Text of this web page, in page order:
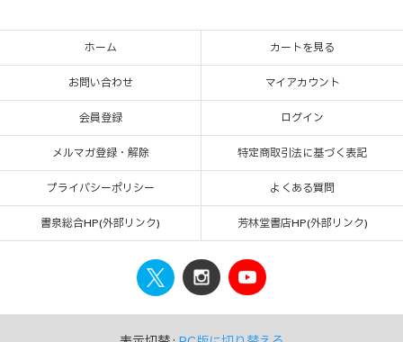
ホーム カートを見る
お問い合わせ マイアカウント
会員登録 ログイン
メルマガ登録・解除 特定商取引法に基づく表記
プライバシーポリシー よくある質問
書泉総合HP(外部リンク) 芳林堂書店HP(外部リンク)